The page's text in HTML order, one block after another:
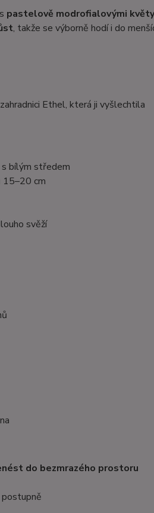
pastelově modrofialovými květy
, takže se výborně hodí i do
Ethel, která ji vyšlechtila
s bílým středem
15–20 cm
svěží
do bezmrazého prostoru